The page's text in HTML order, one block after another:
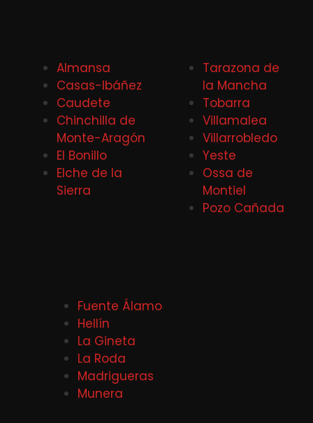
Almansa
Casas-Ibáñez
Caudete
Chinchilla de
Monte-Aragón
El Bonillo
Elche de la
Sierra
Tarazona de
la Mancha
Tobarra
Villamalea
Villarrobledo
Yeste
Ossa de
Montiel
Pozo Cañada
Fuente Álamo
Hellín
La Gineta
La Roda
Madrigueras
Munera